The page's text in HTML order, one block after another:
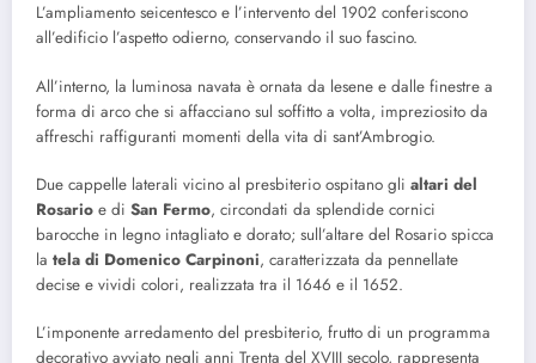
L’ampliamento seicentesco e l’intervento del 1902 conferiscono
all’edificio l’aspetto odierno, conservando il suo fascino.
All’interno, la luminosa navata è ornata da lesene e dalle finestre a
forma di arco che si affacciano sul soffitto a volta, impreziosito da
affreschi raffiguranti momenti della vita di sant’Ambrogio.
Due cappelle laterali vicino al presbiterio ospitano gli altari del
Rosario e di San Fermo, circondati da splendide cornici
barocche in legno intagliato e dorato; sull’altare del Rosario spicca
la tela di Domenico Carpinoni, caratterizzata da pennellate
decise e vividi colori, realizzata tra il 1646 e il 1652.
L’imponente arredamento del presbiterio, frutto di un programma
decorativo avviato negli anni Trenta del XVIII secolo, rappresenta